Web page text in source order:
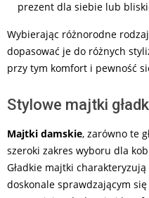
prezent dla siebie lub
Wybierając różnorodne
dopasować je do różnych
przy tym komfort i pewność
Stylowe majtki
Majtki damskie, zarówno te
szeroki zakres wyboru dla
Gładkie majtki
doskonale sprawdzającym